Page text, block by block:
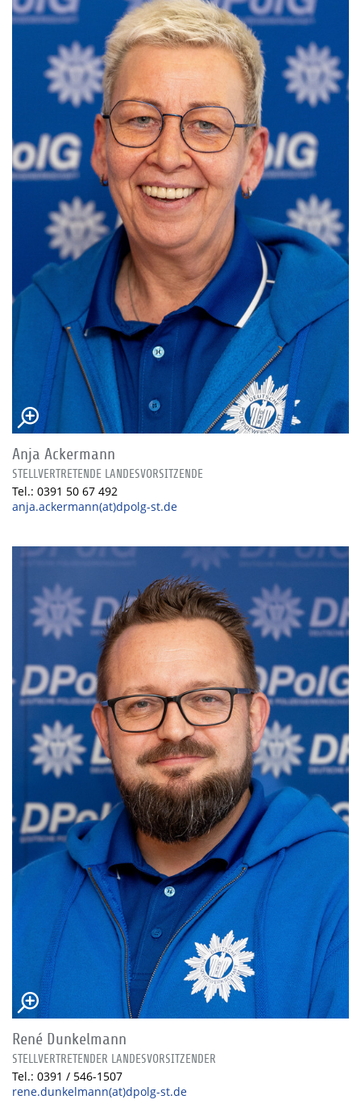
Anja Ackermann
STELLVERTRETENDE LANDESVORSITZENDE
Tel.: 0391 50 67 492
anja.ackermann(at)dpolg-st.de
René Dunkelmann
STELLVERTRETENDER LANDESVORSITZENDER
Tel.: 0391 / 546-1507
rene.dunkelmann(at)dpolg-st.de